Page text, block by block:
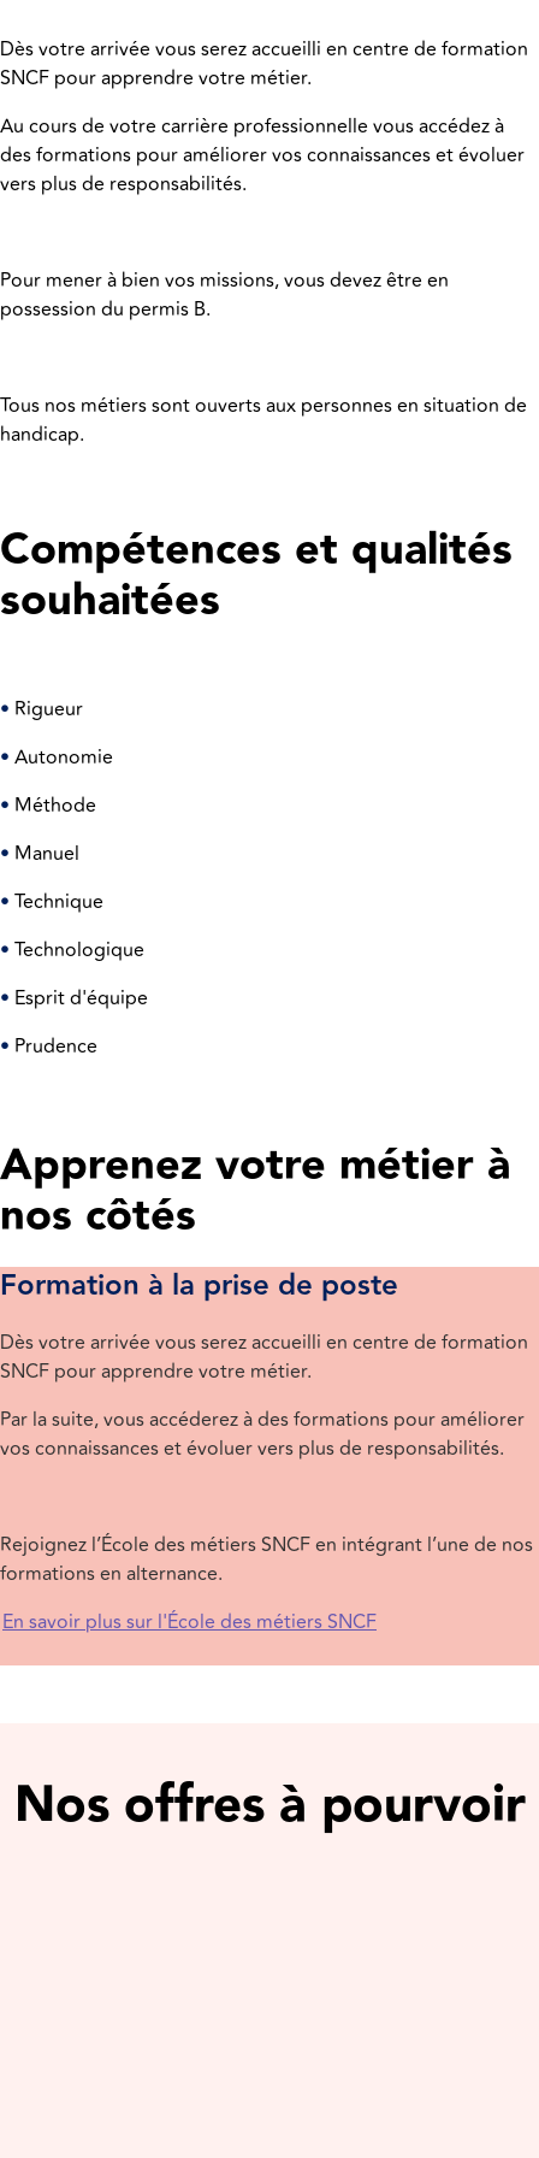
Dès votre arrivée vous serez accueilli en centre de formation
SNCF pour apprendre votre métier.
Au cours de votre carrière professionnelle vous accédez à
des formations pour améliorer vos connaissances et évoluer
vers plus de responsabilités.
Pour mener à bien vos missions, vous devez être en
possession du permis B.
Tous nos métiers sont ouverts aux personnes en situation de
handicap.
Compétences et qualités
souhaitées
• Rigueur
• Autonomie
• Méthode
• Manuel
• Technique
• Technologique
• Esprit d'équipe
• Prudence
Apprenez votre métier à
nos côtés
Formation à la prise de poste
Dès votre arrivée vous serez accueilli en centre de formation
SNCF pour apprendre votre métier.
Par la suite, vous accéderez à des formations pour améliorer
vos connaissances et évoluer vers plus de responsabilités.
Rejoignez l’École des métiers SNCF en intégrant l’une de nos
formations en alternance.
En savoir plus sur l'École des métiers SNCF
Nos offres à pourvoir